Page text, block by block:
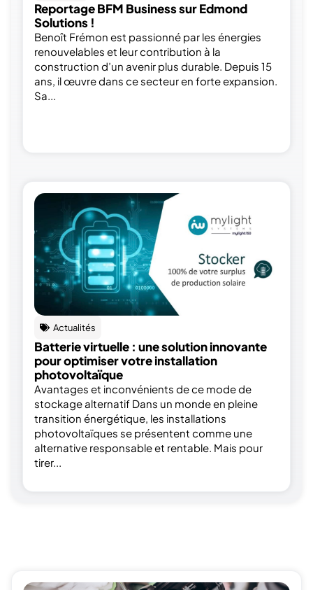
Reportage BFM Business sur Edmond
Solutions !
Benoît Frémon est passionné par les énergies
renouvelables et leur contribution à la
construction d’un avenir plus durable. Depuis 15
ans, il œuvre dans ce secteur en forte expansion.
Sa...
Actualités
Batterie virtuelle : une solution innovante
pour optimiser votre installation
photovoltaïque
Avantages et inconvénients de ce mode de
stockage alternatif Dans un monde en pleine
transition énergétique, les installations
photovoltaïques se présentent comme une
alternative responsable et rentable. Mais pour
tirer...